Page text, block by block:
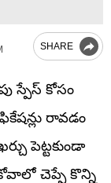
SHARE
స్పేస్ కోసం
రావడం
పెట్టకుండా
చెప్పే కొన్ని